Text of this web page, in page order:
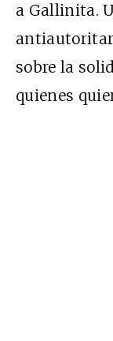
a Gallinita.
sobre la
quienes